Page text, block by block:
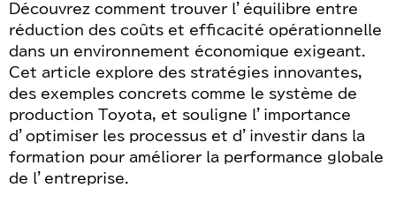
Découvrez comment trouver l’équilibre entre
réduction des coûts et efficacité opérationnelle
dans un environnement économique exigeant.
Cet article explore des stratégies innovantes,
des exemples concrets comme le système de
production Toyota, et souligne l’importance
d’optimiser les processus et d’investir dans la
formation pour améliorer la performance globale
de l’entreprise.